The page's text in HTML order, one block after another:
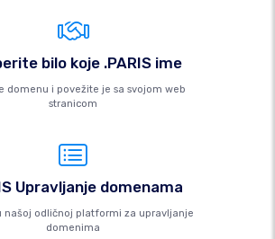
bilo koje .PARIS ime
domenu i povežite je sa svojom web
stranicom
Upravljanje domenama
našoj odličnoj platformi za upravljanje
domenima